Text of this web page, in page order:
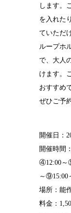
します。
を入れた
ていただ
ループホ
で、大人
けます。
おすすめ
ぜひご予
開催日：
開催時間
④12:00～
～⑨15:00
場所：能
料金：